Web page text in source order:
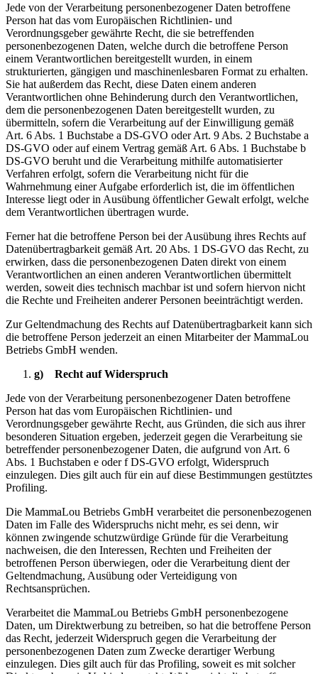
Jede von der Verarbeitung personenbezogener Daten betroffene
Person hat das vom Europäischen Richtlinien- und
Verordnungsgeber gewährte Recht, die sie betreffenden
personenbezogenen Daten, welche durch die betroffene Person
einem Verantwortlichen bereitgestellt wurden, in einem
strukturierten, gängigen und maschinenlesbaren Format zu erhalten.
Sie hat außerdem das Recht, diese Daten einem anderen
Verantwortlichen ohne Behinderung durch den Verantwortlichen,
dem die personenbezogenen Daten bereitgestellt wurden, zu
übermitteln, sofern die Verarbeitung auf der Einwilligung gemäß
Art. 6 Abs. 1 Buchstabe a DS-GVO oder Art. 9 Abs. 2 Buchstabe a
DS-GVO oder auf einem Vertrag gemäß Art. 6 Abs. 1 Buchstabe b
DS-GVO beruht und die Verarbeitung mithilfe automatisierter
Verfahren erfolgt, sofern die Verarbeitung nicht für die
Wahrnehmung einer Aufgabe erforderlich ist, die im öffentlichen
Interesse liegt oder in Ausübung öffentlicher Gewalt erfolgt, welche
dem Verantwortlichen übertragen wurde.
Ferner hat die betroffene Person bei der Ausübung ihres Rechts auf
Datenübertragbarkeit gemäß Art. 20 Abs. 1 DS-GVO das Recht, zu
erwirken, dass die personenbezogenen Daten direkt von einem
Verantwortlichen an einen anderen Verantwortlichen übermittelt
werden, soweit dies technisch machbar ist und sofern hiervon nicht
die Rechte und Freiheiten anderer Personen beeinträchtigt werden.
Zur Geltendmachung des Rechts auf Datenübertragbarkeit kann sich
die betroffene Person jederzeit an einen Mitarbeiter der MammaLou
Betriebs GmbH wenden.
g) Recht auf Widerspruch
Jede von der Verarbeitung personenbezogener Daten betroffene
Person hat das vom Europäischen Richtlinien- und
Verordnungsgeber gewährte Recht, aus Gründen, die sich aus ihrer
besonderen Situation ergeben, jederzeit gegen die Verarbeitung sie
betreffender personenbezogener Daten, die aufgrund von Art. 6
Abs. 1 Buchstaben e oder f DS-GVO erfolgt, Widerspruch
einzulegen. Dies gilt auch für ein auf diese Bestimmungen gestütztes
Profiling.
Die MammaLou Betriebs GmbH verarbeitet die personenbezogenen
Daten im Falle des Widerspruchs nicht mehr, es sei denn, wir
können zwingende schutzwürdige Gründe für die Verarbeitung
nachweisen, die den Interessen, Rechten und Freiheiten der
betroffenen Person überwiegen, oder die Verarbeitung dient der
Geltendmachung, Ausübung oder Verteidigung von
Rechtsansprüchen.
Verarbeitet die MammaLou Betriebs GmbH personenbezogene
Daten, um Direktwerbung zu betreiben, so hat die betroffene Person
das Recht, jederzeit Widerspruch gegen die Verarbeitung der
personenbezogenen Daten zum Zwecke derartiger Werbung
einzulegen. Dies gilt auch für das Profiling, soweit es mit solcher